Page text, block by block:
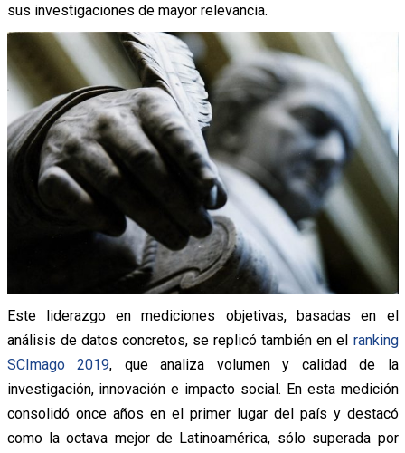
sus investigaciones de mayor relevancia.
Este liderazgo en mediciones objetivas, basadas en el
análisis de datos concretos, se replicó también en el ranking
SCImago 2019, que analiza volumen y calidad de la
investigación, innovación e impacto social. En esta medición
consolidó once años en el primer lugar del país y destacó
como la octava mejor de Latinoamérica, sólo superada por